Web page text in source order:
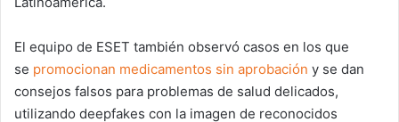
El equipo de ESET también observó casos en los que
se promocionan medicamentos sin aprobación y se dan
consejos falsos para problemas de salud delicados,
utilizando deepfakes con la imagen de reconocidos